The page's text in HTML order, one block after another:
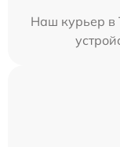
Наш курьер в